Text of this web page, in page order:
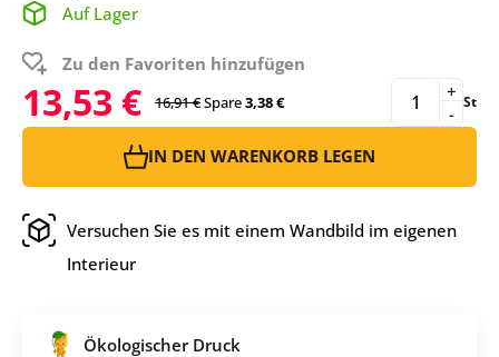
Auf Lager
Zu den Favoriten hinzufügen
13,53 € 16,91 €Spare3,38 € -
+ St
IN DEN WARENKORB LEGEN
Versuchen Sie es mit einem Wandbild im eigenen
Interieur
Ökologischer Druck